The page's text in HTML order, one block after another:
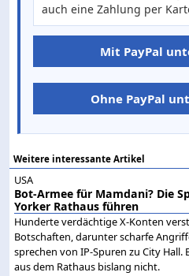
auch eine Zahlung per
Mit PayPal
Ohne PayPal
Weitere interessante Artikel
USA
Bot-Armee für Mamdani? Die
Yorker Rathaus führen
Hunderte verdächtige X-Konten
Botschaften, darunter scharfe
sprechen von IP-Spuren zu City Hall.
aus dem Rathaus bislang nicht.